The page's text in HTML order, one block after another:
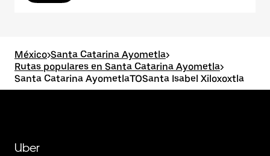
México>Santa Catarina Ayometla>
Rutas populares en Santa Catarina Ayometla>
Santa Catarina AyometlaTOSanta Isabel Xiloxoxtla
Uber